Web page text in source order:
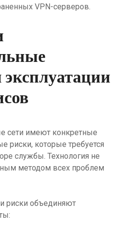
VPN-серверов.
сети имеют конкретные
риски, которые требуется
службы. Технология не
методом всех проблем
риски объединяют